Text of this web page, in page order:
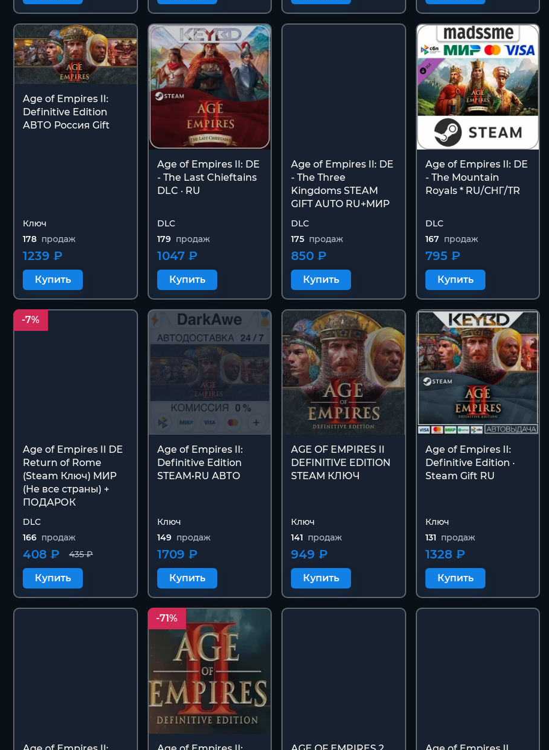
Age of Empires II:
Definitive Edition
АВТО Россия Gift
Ключ
178 продаж
1239 ₽
Купить
Age of Empires II: DE
- The Last Chieftains
DLC · RU
DLC
179 продаж
1047 ₽
Купить
Age of Empires II: DE
- The Three
Kingdoms STEAM
GIFT AUTO RU+МИР
DLC
175 продаж
850 ₽
Купить
Age of Empires II: DE
- The Mountain
Royals * RU/СНГ/TR
DLC
167 продаж
795 ₽
Купить
-7%
Age of Empires II DE
Return of Rome
(Steam Ключ) МИР
(Не все страны) +
ПОДАРОК
DLC
166 продаж
435 ₽
408 ₽
Купить
Age of Empires II:
Definitive Edition
STEAM•RU АВТО
Ключ
149 продаж
1709 ₽
Купить
AGE OF EMPIRES II
DEFINITIVE EDITION
STEAM КЛЮЧ
Ключ
141 продаж
949 ₽
Купить
Age of Empires II:
Definitive Edition ·
Steam Gift RU
Ключ
131 продаж
1328 ₽
Купить
-71%